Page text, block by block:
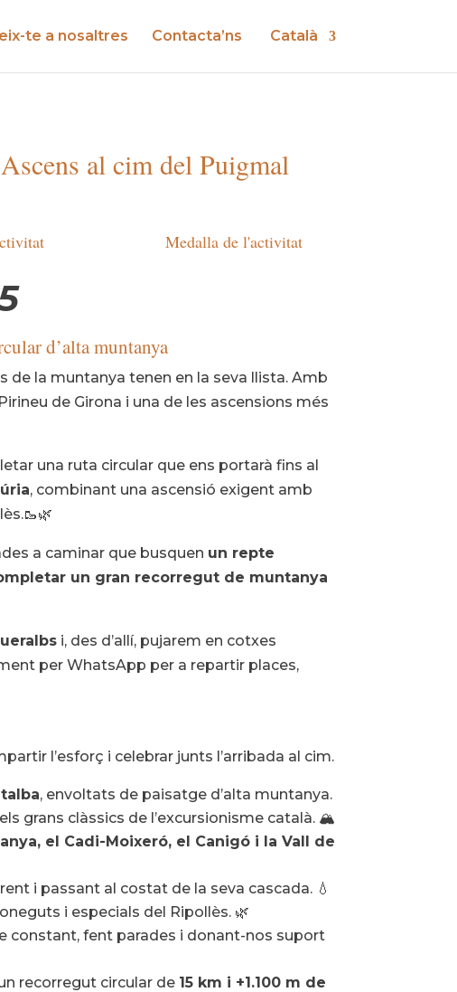
te a nosaltres Contacta’ns Català
al cim del Puigmal
Medalla de l'activitat
d’alta muntanya
de la muntanya tenen en la seva llista. Amb
de Girona i una de les ascensions més
una ruta circular que ens portarà fins al
, combinant una ascensió exigent amb
a caminar que busquen un repte
un gran recorregut de muntanya
i, des d’allí, pujarem en cotxes
per WhatsApp per a repartir places,
l’esforç i celebrar junts l’arribada al cim.
, envoltats de paisatge d’alta muntanya.
grans clàssics de l’excursionisme català. 🏔️
el Cadi-Moixeró, el Canigó i la Vall de
i passant al costat de la seva cascada. 💧
i especials del Ripollès. 🌿
constant, fent parades i donant-nos suport
recorregut circular de 15 km i +1.100 m de